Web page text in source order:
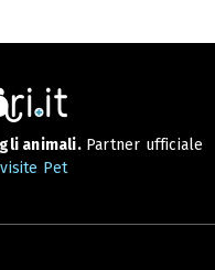
animali.Partner ufficiale
Pet